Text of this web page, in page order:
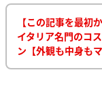
【この記事を最初
イタリア名門のコ
ン【外観も中身もマ